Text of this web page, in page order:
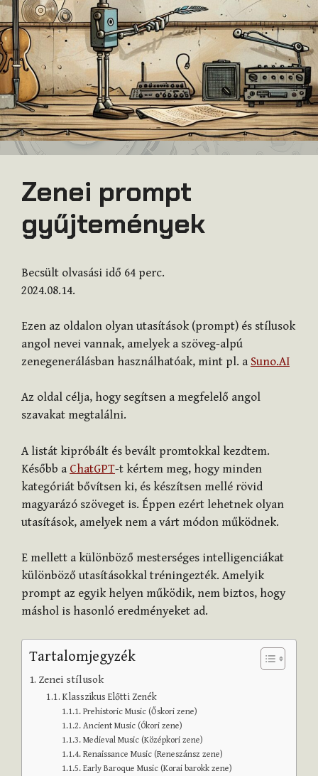
Zenei prompt
gyűjtemények
Becsült olvasási idő 64 perc.
2024.08.14.
Ezen az oldalon olyan utasítások (prompt) és stílusok
angol nevei vannak, amelyek a szöveg-alpú
zenegenerálásban használhatóak, mint pl. a Suno.AI
Az oldal célja, hogy segítsen a megfelelő angol
szavakat megtalálni.
A listát kipróbált és bevált promtokkal kezdtem.
Később a ChatGPT-t kértem meg, hogy minden
kategóriát bővítsen ki, és készítsen mellé rövid
magyarázó szöveget is. Éppen ezért lehetnek olyan
utasítások, amelyek nem a várt módon működnek.
E mellett a különböző mesterséges intelligenciákat
különböző utasításokkal tréningezték. Amelyik
prompt az egyik helyen működik, nem biztos, hogy
máshol is hasonló eredményeket ad.
Tartalomjegyzék
Zenei stílusok
Klasszikus Előtti Zenék
Prehistoric Music (Őskori zene)
Ancient Music (Ókori zene)
Medieval Music (Középkori zene)
Renaissance Music (Reneszánsz zene)
Early Baroque Music (Korai barokk zene)